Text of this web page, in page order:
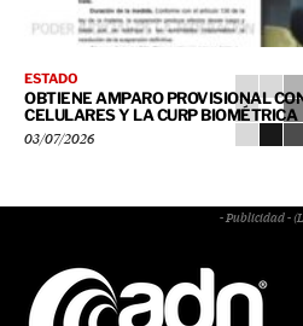
ESTADO
OBTIENE AMPARO PROVISIONAL
CELULARES Y LA CURP BIOMÉTRICA
03/07/2026
- Publicidad -